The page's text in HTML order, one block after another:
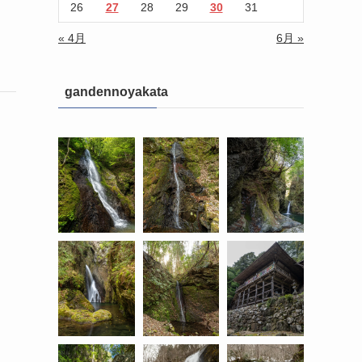
26 27 28 29 30 31
« 4月 6月 »
gandennoyakata